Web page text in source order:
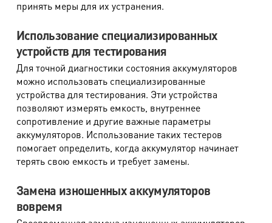
принять меры для их устранения.
Использование специализированных
устройств для тестирования
Для точной диагностики состояния аккумуляторов
можно использовать специализированные
устройства для тестирования. Эти устройства
позволяют измерять емкость, внутреннее
сопротивление и другие важные параметры
аккумуляторов. Использование таких тестеров
помогает определить, когда аккумулятор начинает
терять свою емкость и требует замены.
Замена изношенных аккумуляторов
вовремя